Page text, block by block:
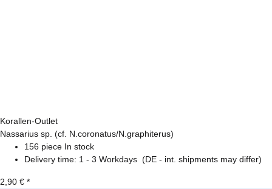
Korallen-Outlet
Nassarius sp. (cf. N.coronatus/N.graphiterus)
156 piece In stock
Delivery time: 1 - 3 Workdays (DE - int. shipments may differ)
2,90 € *